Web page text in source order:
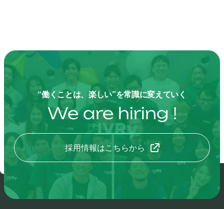
“働くことは、楽しい”を常識に変えていく
We are hiring !
採用情報はこちらから